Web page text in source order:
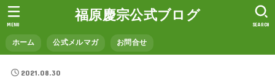
福原慶宗公式ブログ
ホーム 公式メルマガ お問合せ
SEARCH
MENU
2021.08.30